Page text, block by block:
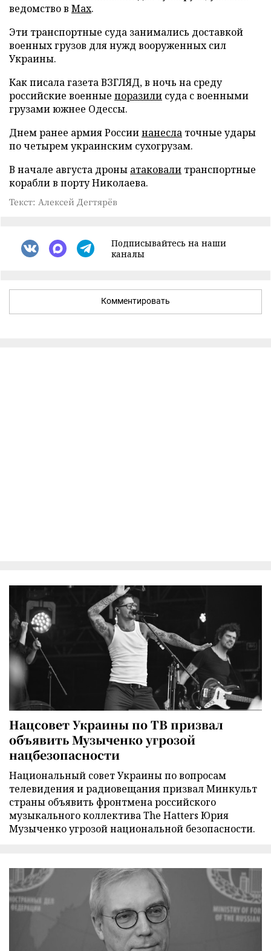
ведомство в Max.
Эти транспортные суда занимались доставкой
военных грузов для нужд вооруженных сил
Украины.
Как писала газета ВЗГЛЯД, в ночь на среду
российские военные поразили суда с военными
грузами южнее Одессы.
Днем ранее армия Россиинанесла точные удары
по четырем украинским сухогрузам.
В начале августа дроны атаковали транспортные
корабли в порту Николаева.
Текст: Алексей Дегтярёв
Подписывайтесь на наши
каналы
Комментировать
Нацсовет Украины по ТВ призвал
объявить Музыченко угрозой
нацбезопасности
Национальный совет Украины по вопросам
телевидения и радиовещания призвал Минкульт
страны объявить фронтмена российского
музыкального коллектива The Hatters Юрия
Музыченко угрозой национальной безопасности.